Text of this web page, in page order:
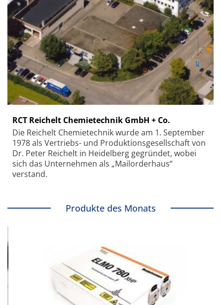
RCT Reichelt Chemietechnik GmbH + Co.
Die Reichelt Chemietechnik wurde am 1. September
1978 als Vertriebs- und Produktionsgesellschaft von
Dr. Peter Reichelt in Heidelberg gegründet, wobei
sich das Unternehmen als „Mailorderhaus“
verstand.
Produkte des Monats